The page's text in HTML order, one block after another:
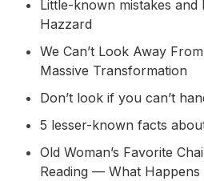
Little-known mistakes
Hazzard
We Can’t Look Away
Massive Transformation
Don’t look if you can’t
5 lesser-known facts
Old Woman’s Favorite
Reading — What